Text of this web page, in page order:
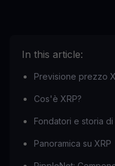
In this article:
Previsione prezzo
Cos'è XRP?
Fondatori e storia di
Panoramica su XRP